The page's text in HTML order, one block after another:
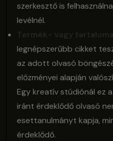
szerkesztő is
levélnél.
Termék- vagy
legnépszerűbb cikket
az adott olvasó
előzményei alapján
Egy kreatív stúdiónál ez
iránt érdeklődő olvasó
esettanulmányt kapja,
érdeklődő.